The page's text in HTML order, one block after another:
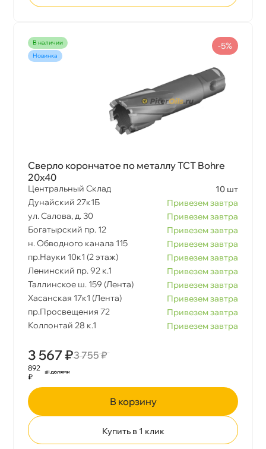
наличии
Новинка
Сверло корончатое по металлу TCT Bohre
20х40
Центральный Склад
10 шт
Дунайский 27к1Б
Привезем завтра
ул. Салова, д. 30
Привезем завтра
Богатырский пр. 12
Привезем завтра
н. Обводного канала 115
Привезем завтра
пр.Науки 10к1 (2 этаж)
Привезем завтра
Ленинский пр. 92 к.1
Привезем завтра
Таллинское ш. 159 (Лента)
Привезем завтра
Хасанская 17к1 (Лента)
Привезем завтра
пр.Просвещения 72
Привезем завтра
Коллонтай 28 к.1
Привезем завтра
3 567 ₽3 755 ₽
-5%
892
₽
корзину
Купить в 1 клик